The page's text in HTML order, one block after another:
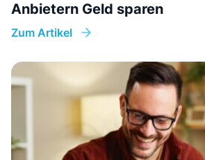
Anbietern Geld sparen
Zum Artikel